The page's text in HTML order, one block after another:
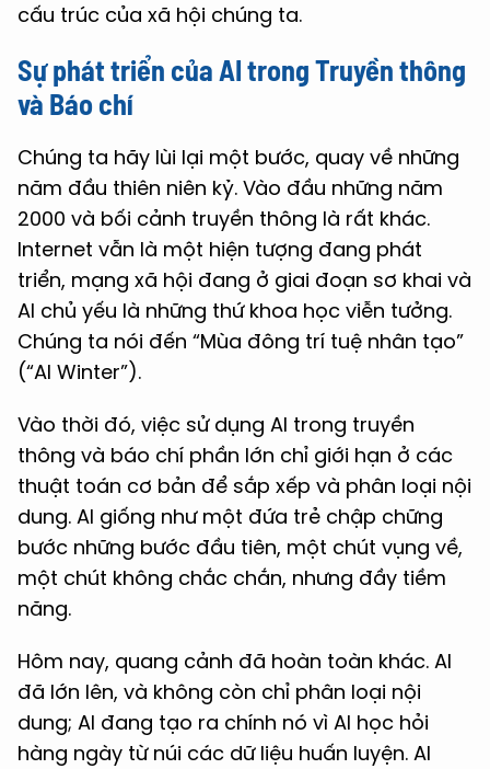
cấu trúc của xã hội chúng ta.
Sự phát triển của AI trong Truyền thông
và Báo chí
Chúng ta hãy lùi lại một bước, quay về những
năm đầu thiên niên kỷ. Vào đầu những năm
2000 và bối cảnh truyền thông là rất khác.
Internet vẫn là một hiện tượng đang phát
triển, mạng xã hội đang ở giai đoạn sơ khai và
AI chủ yếu là những thứ khoa học viễn tưởng.
Chúng ta nói đến “Mùa đông trí tuệ nhân tạo”
(“AI Winter”).
Vào thời đó, việc sử dụng AI trong truyền
thông và báo chí phần lớn chỉ giới hạn ở các
thuật toán cơ bản để sắp xếp và phân loại nội
dung. AI giống như một đứa trẻ chập chững
bước những bước đầu tiên, một chút vụng về,
một chút không chắc chắn, nhưng đầy tiềm
năng.
Hôm nay, quang cảnh đã hoàn toàn khác. AI
đã lớn lên, và không còn chỉ phân loại nội
dung; AI đang tạo ra chính nó vì AI học hỏi
hàng ngày từ núi các dữ liệu huấn luyện. AI